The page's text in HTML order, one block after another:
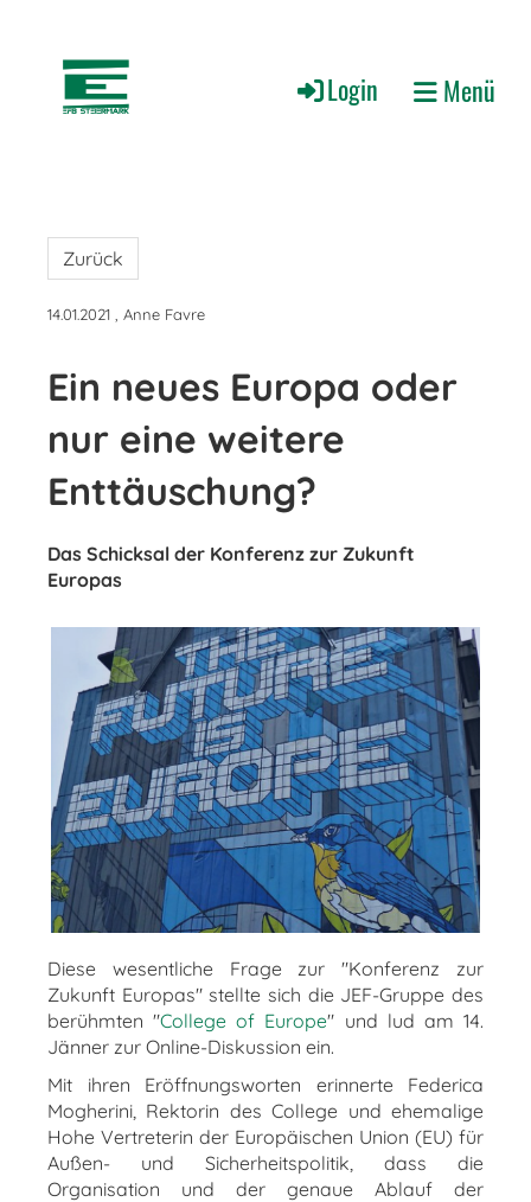
Login Menü
Zurück
14.01.2021 , Anne Favre
Ein neues Europa oder
nur eine weitere
Enttäuschung?
Das Schicksal der Konferenz zur Zukunft
Europas
Diese wesentliche Frage zur "Konferenz zur
Zukunft Europas" stellte sich die JEF-Gruppe des
berühmten "College of Europe" und lud am 14.
Jänner zur Online-Diskussion ein.
Mit ihren Eröffnungsworten erinnerte Federica
Mogherini, Rektorin des College und ehemalige
Hohe Vertreterin der Europäischen Union (EU) für
Außen- und Sicherheitspolitik, dass die
Organisation und der genaue Ablauf der